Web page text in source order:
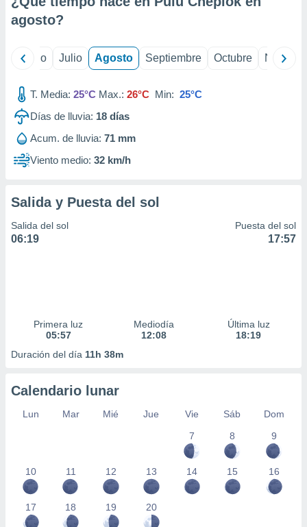
e
publicidad
publicidad
de
agosto?
Junio Julio Agosto Septiembre Octubre
T. Media: 25°C Max.: 26°C Min: 25°C
Días de lluvia: 18 días
Acum. de lluvia: 71 mm
Viento medio: 32 km/h
Salida y Puesta del sol
Salida del sol
06:19
Puesta del sol
17:57
Primera luz
05:57
Mediodía
12:08
Última luz
18:19
Duración del día 11h 38m
Calendario lunar
Lun Mar Mié Jue Vie Sáb
Dom
7
8 9
10 11 12 13 14 15 16
17 18 19 20